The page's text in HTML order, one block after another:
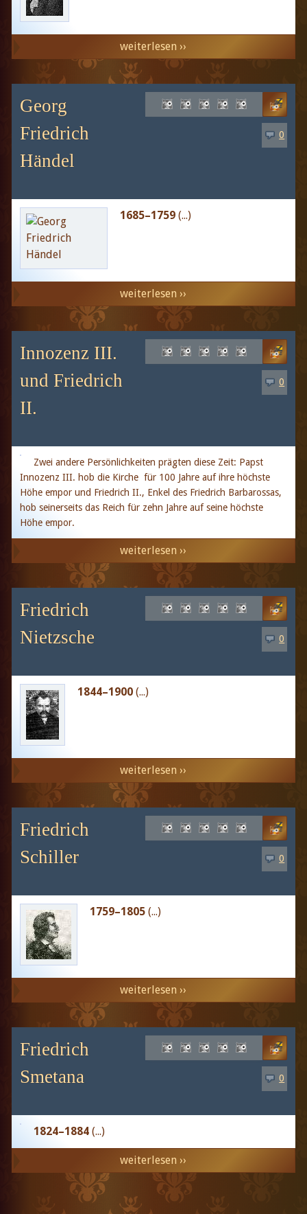
weiterlesen ››
0
Georg
Friedrich
Händel
1685–1759(...)
weiterlesen ››
0
Innozenz III.
und Friedrich
II.
Zwei andere Persönlichkeiten prägten diese Zeit: Papst
Innozenz III. hob die Kirche für 100 Jahre auf ihre höchste
Höhe empor und Friedrich II., Enkel des Friedrich Barbarossas,
hob seinerseits das Reich für zehn Jahre auf seine höchste
Höhe empor.
weiterlesen ››
0
Friedrich
Nietzsche
1844–1900(...)
weiterlesen ››
0
Friedrich
Schiller
1759–1805(...)
weiterlesen ››
0
Friedrich
Smetana
1824–1884(...)
weiterlesen ››